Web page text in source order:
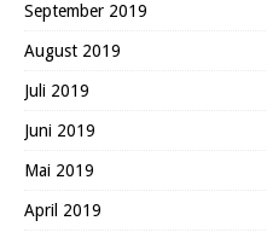
September 2019
August 2019
Juli 2019
Juni 2019
Mai 2019
April 2019